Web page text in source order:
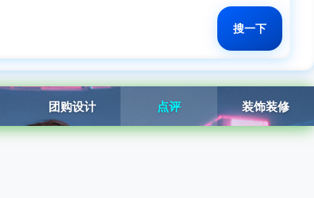
团购设计 点评 装饰装修